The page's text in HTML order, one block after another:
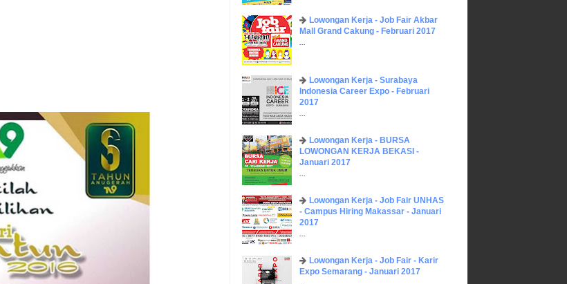
Lowongan Kerja - Job Fair ​Akbar ​
Mall Grand Cakung - Februari 2017
...
Lowongan Kerja - Surabaya
Indonesia Career Expo - Februari
2017
...
Lowongan Kerja - BURSA
LOWONGAN KERJA BEKASI -
Januari 2017
...
Lowongan Kerja - Job Fair UNHAS
- Campus Hiring Makassar - Januari
2017
...
Lowongan Kerja - Job Fair - Karir
Expo Semarang - Januari 2017